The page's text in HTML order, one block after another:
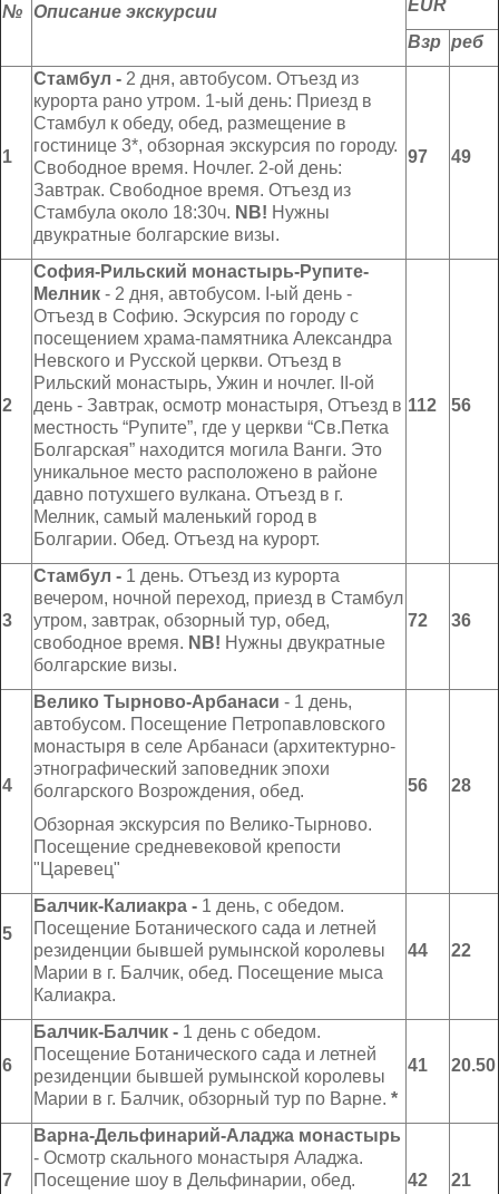
№ Описание экскурсии
EUR
Взр реб
1
Стамбул - 2 дня, автобусом. Отъезд из
курорта рано утром. 1-ый день: Приезд в
Стамбул к обеду, обед, размещение в
гостинице 3*, обзорная экскурсия по городу.
Свободное время. Ночлег. 2-ой день:
Завтрак. Свободное время. Отъезд из
Стамбула около 18:30ч. NB! Нужны
двукратные болгарские визы.
97 49
2
Сoфия-Рильский мoнастырь-Рупите-
Мелник - 2 дня, автобусом. І-ый день -
Отъезд в Софию. Эскурсия по городу с
посещением храма-памятника Александра
Невского и Русской церкви. Отъезд в
Рильский монастырь, Ужин и ночлег. ІІ-ой
день - Завтрак, осмотр монастыря, Отъезд в
местность “Рупите”, где у церкви “Св.Петка
Болгарская” находится могила Ванги. Это
уникальное место расположено в районе
давно потухшего вулкана. Отъезд в г.
Мелник, самый маленький город в
Болгарии. Обед. Отъезд на курорт.
112 56
3
Стамбул - 1 день. Отъезд из курорта
вечером, ночной переход, приезд в Стамбул
утром, завтрак, обзорный тур, обед,
свободное время. NB! Нужны двукратные
болгарские визы.
72 36
4
Велико Тырново-Арбанаси - 1 день,
автобусом. Посещение Петропавловского
монастыря в селе Арбанаси (архитектурно-
этнографический заповедник эпохи
болгарского Возрождения, обед.
Обзорная экскурсия по Велико-Тырново.
Посещение средневековой крепости
"Царевец"
56 28
5
Балчик-Калиакра - 1 день, с обедом.
Посещение Ботанического сада и летней
резиденции бывшей румынской королевы
Марии в г. Балчик, обед. Посещение мыса
Калиакра.
44 22
6
Балчик-Балчик - 1 день с обедом.
Посещение Ботанического сада и летней
резиденции бывшей румынской королевы
Марии в г. Балчик, обзорный тур по Варне. *
41 20.50
7
Варна-Дельфинарий-Аладжа монастырь
- Осмотр скального монастыря Аладжа.
Посещение шоу в Дельфинарии, обед.
42 21